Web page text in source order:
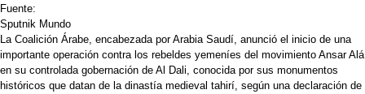
Fuente:
Sputnik Mundo
La Coalición Árabe, encabezada por Arabia Saudí, anunció el inicio de una
importante operación contra los rebeldes yemeníes del movimiento Ansar Alá
en su controlada gobernación de Al Dali, conocida por sus monumentos
históricos que datan de la dinastía medieval tahirí, según una declaración de